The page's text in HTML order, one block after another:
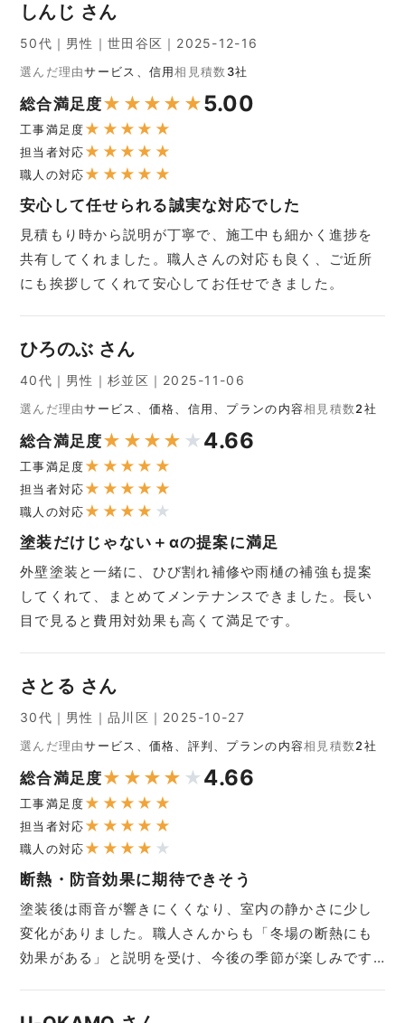
しんじ さん
50代｜男性｜世田谷区｜2025-12-16
選んだ理由サービス、信用相見積数 3社
総合満足度★ ★ ★ ★ ★5.00
工事満足度★ ★ ★ ★ ★
担当者対応★ ★ ★ ★ ★
職人の対応★ ★ ★ ★ ★
安心して任せられる誠実な対応でした
見積もり時から説明が丁寧で、施工中も細かく進捗を
共有してくれました。職人さんの対応も良く、ご近所
にも挨拶してくれて安心してお任せできました。
ひろのぶ さん
40代｜男性｜杉並区｜2025-11-06
選んだ理由サービス、価格、信用、プランの内容相見積数2社
総合満足度★ ★ ★ ★ ★ 4.66
工事満足度★ ★ ★ ★ ★
担当者対応★ ★ ★ ★ ★
職人の対応★ ★ ★ ★ ★
塗装だけじゃない＋αの提案に満足
外壁塗装と一緒に、ひび割れ補修や雨樋の補強も提案
してくれて、まとめてメンテナンスできました。長い
目で見ると費用対効果も高くて満足です。
さとる さん
30代｜男性｜品川区｜2025-10-27
選んだ理由サービス、価格、評判、プランの内容相見積数2社
総合満足度★ ★ ★ ★ ★ 4.66
工事満足度★ ★ ★ ★ ★
担当者対応★ ★ ★ ★ ★
職人の対応★ ★ ★ ★ ★
断熱・防音効果に期待できそう
塗装後は雨音が響きにくくなり、室内の静かさに少し
変化がありました。職人さんからも「冬場の断熱にも
効果がある」と説明を受け、今後の季節が楽しみです…